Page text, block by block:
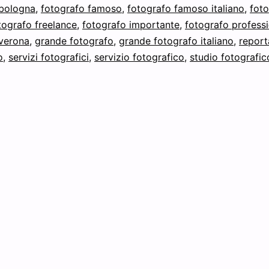
E
Contraddizione”
, fotografo famoso, fotografo famoso italiano,
freelance, fotografo importante, fotografo
, grande fotografo, grande fotografo italiano,
, servizi fotografici, servizio fotografico, studio